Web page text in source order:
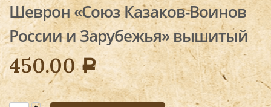
Шеврон «Союз Казаков-Воинов
России и Зарубежья» вышитый
450.00Р